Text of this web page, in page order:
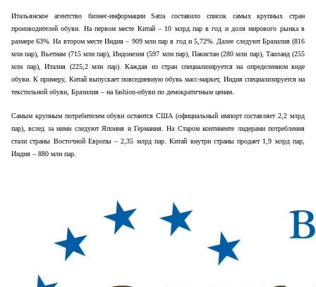
Итальянское агентство бизнес-информацииSatraсоставило список самых крупных стран
производителей обуви. На первом месте Китай – 10 млрд пар в год и доля мирового рынка в
размере 63%. На втором месте Индия – 909 млн пар в год и 5,72%. Далее следуют Бразилия (816
млн пар), Вьетнам (715 млн пар), Индонезия (597 млн пар), Пакистан (280 млн пар), Таиланд (255
млн пар), Италия (225,2 млн пар). Каждая из стран специализируется на определенном виде
обуви. К примеру, Китай выпускает повседневную обувь масс-маркет, Индия специализируется на
текстильной обуви, Бразилия – наfashion-обуви по демократичным ценам.
Самым крупным потребителем обуви остаются США (официальный импорт составляет 2,2 млрд
пар), вслед за ними следуют Япония и Германия. На Старом континенте лидерами потребления
стали страны Восточной Европы – 2,35 млрд пар. Китай внутри страны продает 1,9 млрд пар,
Индия – 880 млн пар.